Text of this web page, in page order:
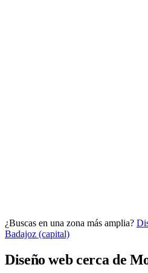
Quiero mi panel
¿Buscas en una zona más amplia?
Badajoz (capital)
Diseño web cerca de